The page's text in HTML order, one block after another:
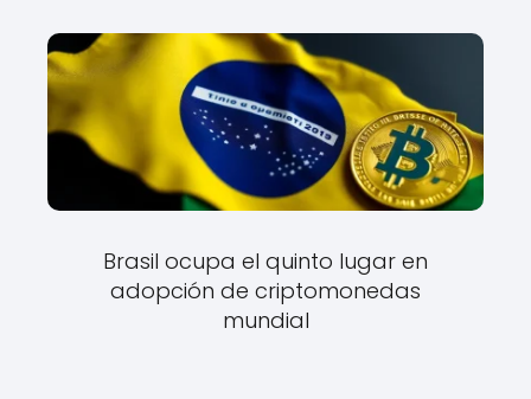
Brasil ocupa el quinto lugar en
adopción de criptomonedas
mundial